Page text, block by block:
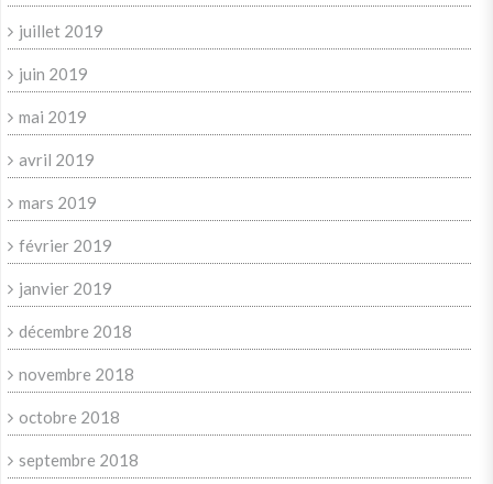
juillet 2019
juin 2019
mai 2019
avril 2019
mars 2019
février 2019
janvier 2019
décembre 2018
novembre 2018
octobre 2018
septembre 2018